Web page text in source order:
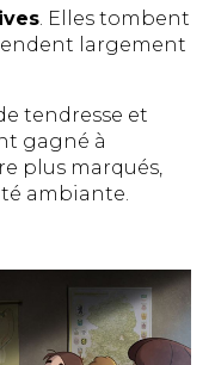
. Elles tombent
largement
tendresse et
gagné à
plus marqués,
ambiante.